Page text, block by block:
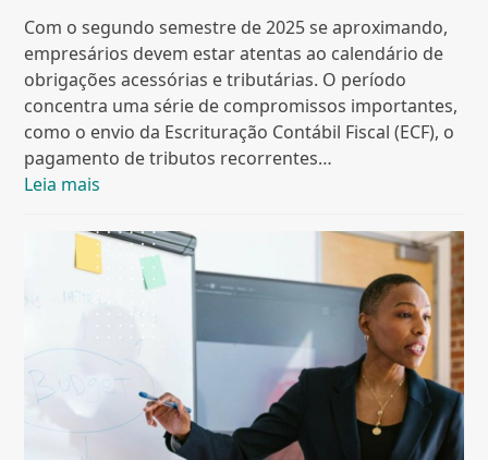
Com o segundo semestre de 2025 se aproximando,
empresários devem estar atentas ao calendário de
obrigações acessórias e tributárias. O período
concentra uma série de compromissos importantes,
como o envio da Escrituração Contábil Fiscal (ECF), o
pagamento de tributos recorrentes…
Leia mais